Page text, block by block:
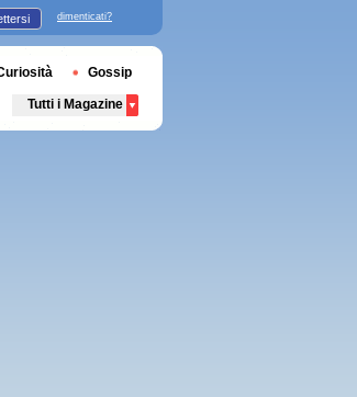
dimenticati?
Gossip
Tutti i Magazine